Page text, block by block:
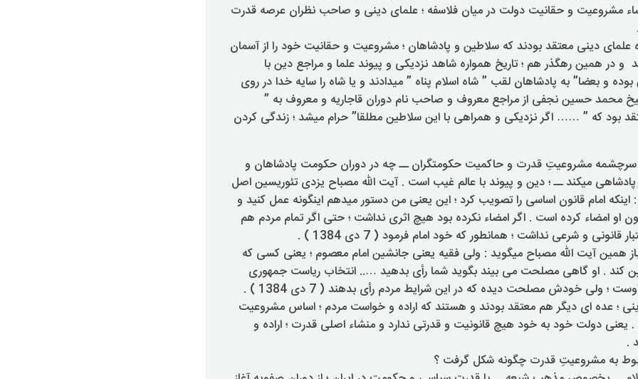
مشروعیت و حقانیت دولت در میان فلاسفه ؛ علمای دینی و صاحب نظران عرصه قدرت
علمای دینی معتقد بودند که سلاطین و پادشاهان ؛ مشروعیت و حقانیت خود را از آسمان
و در همین رهگذر هم ؛ تاریخ همواره شاهد نزدیکی و پیوند علما و مراجع دین با
و بعضا” به پادشاهان لقب ” شاه اسلام پناه ” میدادند و یا شاه را سایه خدا در روی
محمد حسین نجفی از مراجع معروف و صاحب نام دوران قاجاریه و معروف به ”
بود که ” …… اگر نزدیکی و همراهی با این سلاطین مطلقا” حرام میشد ؛ زندگی کردن
سرچشمه مشروعیتِ قدرت و حاکمیت حکومتگران ــ چه در دوران حکومت پادشاهان و
میکند ــ ؛ دین و پیوند با عالم غیب است . آیت الله مصباح یزدی تئوریسین اصل
اینکه امام قانون اساسی را تصویب کرد ؛ این یعنی من دستور میدهم اینگونه عمل کنید و
چون او امضاء کرده است . اگر امضاء نکرده بود هیچ اثری نداشت ؛ حتی اگر تمام مردم هم
قانونی و شرعی نداشت ؛ همانطور که خود امام فرمود ( 7 دی 1384 ) .
همین آیت الله مصباح میگوید : ولی فقیه یعنی جانشین امام معصوم ؛ یعنی کسی که
کند . او گاهی مصلحت می بیند بگوید شما رأی بدهید ….. انتخاب ریاست جمهوری
؛ ولی خودش مصلحت دیده که در این شرایط مردم رأی بدهند ( 7 دی 1384 ) .
؛ عده ای دیگر هم معتقد بودند و هستند که اراده و خواست مردم ؛ اساس مشروعیت
. یعنی دولت خود به خود هیچ قانونیت و قدرتی ندارد و منشاء اصلی قدرت ؛ اراده و
.
به مشروعیتِ قدرت چگونه شکل گرفت ؟